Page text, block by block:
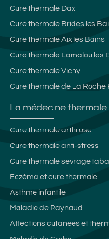
Cure thermale Dax
Cure thermale Brides les
Cure thermale Aix les Bains
Cure thermale Lamalou les
Cure thermale Vichy
Cure thermale de La Roche
La médecine thermale
Cure thermale arthrose
Cure thermale anti-stress
Cure thermale sevrage
Eczéma et cure thermale
Asthme infantile
Maladie de Raynaud
Affections cutanées et